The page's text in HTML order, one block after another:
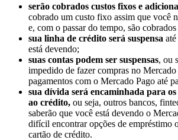
serão cobrados custos fixos e
cobrado um custo fixo assim que você
e, com o passar do tempo, são
sua linha de crédito será suspensa
está devendo;
suas contas podem ser suspensas, ou
impedido de fazer compras no
pagamentos com o Mercado Pago até
sua dívida será encaminhada para
ao crédito, ou seja, outros bancos,
saberão que você está devendo o
difícil encontrar opções de empréstimo
cartão de crédito.